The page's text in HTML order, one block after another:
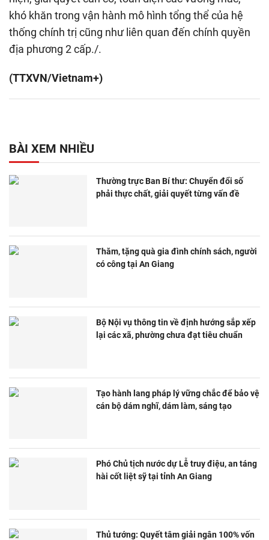
khó khăn trong vận hành mô hình tổng thể của hệ
thống chính trị cũng như liên quan đến chính quyền
địa phương 2 cấp./.
(TTXVN/Vietnam+)
BÀI XEM NHIỀU
Thường trực Ban Bí thư: Chuyển đổi số
phải thực chất, giải quyết từng vấn đề
Thăm, tặng quà gia đình chính sách, người
có công tại An Giang
Bộ Nội vụ thông tin về định hướng sắp xếp
lại các xã, phường chưa đạt tiêu chuẩn
Tạo hành lang pháp lý vững chắc để bảo vệ
cán bộ dám nghĩ, dám làm, sáng tạo
Phó Chủ tịch nước dự Lễ truy điệu, an táng
hài cốt liệt sỹ tại tỉnh An Giang
Thủ tướng: Quyết tâm giải ngân 100% vốn